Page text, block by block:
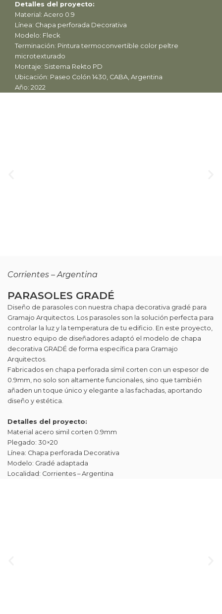
Detalles del proyecto:
Material: Acero 0.9
Línea: Chapa perforada Decorativa
Modelo: Fleck
Terminación: Pintura termoconvertible color peltre
microtexturado
Montaje: Sistema Rekto PD
Ubicación: Paseo Colón 1430, CABA, Argentina
Año: 2022
Corrientes – Argentina
PARASOLES GRADÉ
Diseño de parasoles con nuestra chapa decorativa gradé para
Gramajo Arquitectos. Los parasoles son la solución perfecta para
controlar la luz y la temperatura de tu edificio. En este proyecto,
nuestro equipo de diseñadores adaptó el modelo de chapa
decorativa GRADÉ de forma específica para Gramajo
Arquitectos.
Fabricados en chapa perforada símil corten con un espesor de
0.9mm, no solo son altamente funcionales, sino que también
añaden un toque único y elegante a las fachadas, aportando
diseño y estética.
Detalles del proyecto:
Material acero simil corten 0.9mm
Plegado: 30×20
Línea: Chapa perforada Decorativa
Modelo: Gradé adaptada
Localidad: Corrientes – Argentina